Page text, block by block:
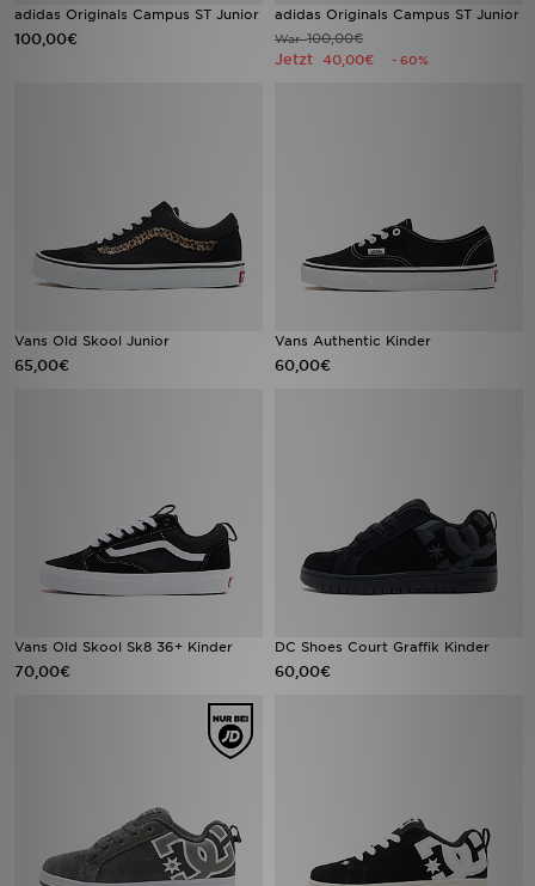
adidas Originals Campus ST Junior
100,00€
adidas Originals Campus ST Junior
War100,00€
Jetzt 40,00€ - 60%
Vans Old Skool Junior
65,00€
Vans Authentic Kinder
60,00€
Vans Old Skool Sk8 36+ Kinder
70,00€
DC Shoes Court Graffik Kinder
60,00€